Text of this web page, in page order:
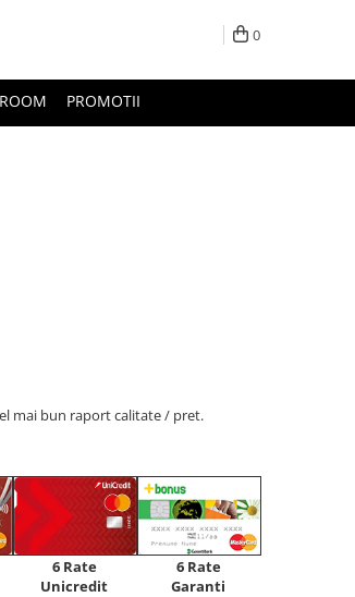
0
PROMOTII
mai bun raport calitate / pret.
6 Rate
Unicredit
6 Rate
Garanti